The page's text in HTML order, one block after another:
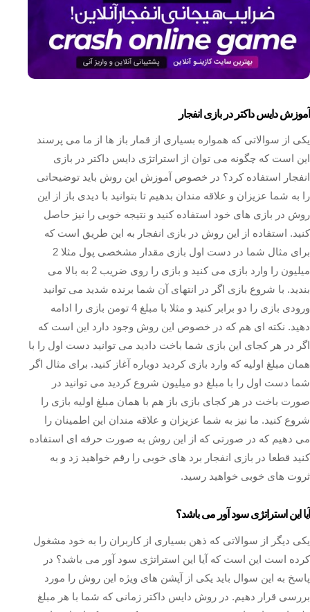
آموزش دایس داکتر در بازی انفجار
یکی از سوالاتی که همواره بسیاری از قمار باز ها از ما می پرسند
این است که چگونه می توان از استراتژی دایس داکتر در بازی
انفجار استفاده کرد؟ در خصوص آموزش این روش باید توضیحاتی
را به شما عزیزان و علاقه مندان بدهیم تا بتوانید با دیدی باز از این
روش در بازی های خود استفاده کنید و نتیجه خوبی را نیز حاصل
کنید. استفاده از این روش در بازی انفجار به این طریق است که
برای مثال شما در دست اول بازی مقدار مشخصی پول مثلا 2
میلیون را وارد بازی می کنید و بازی را روی ضریب 2 به بالا می
بندید. با شروع بازی اگر در انتهای آن شما برنده شدید می توانید
ورودی بازی را دو برابر کنید و مثلا با مبلغ 4 تومن بازی را ادامه
دهید. نکته ای هم که در خصوص این روش وجود دارد این است که
اگر در هر کجای این بازی شما باخت دادید می توانید دست اول را با
همان مبلغ اولیه که وارد بازی کردید دوباره آغاز کنید. برای مثال اگر
شما دست اول را با مبلغ دو میلیون شروع کردید می توانید در
صورت باخت در هر کجای بازی باز هم با همان مبلغ اولیه بازی را
شروع کنید‌. ما نیز به شما عزیزان و علاقه مندان این اطمینان را
می دهیم که در صورتی که از این روش به صورت حرفه ای استفاده
کنید قطعا در بازی انفجار برد های خوبی را رقم خواهید زد و به
ثروت های خوبی خواهید رسید.
آیا این استراتژی سود آور می باشد؟
یکی دیگر از سوالاتی که ذهن بسیاری از کاربران را به خود مشغول
کرده است این است که آیا این استراتژی سود آور می باشد؟ در
پاسخ به این سوال باید یکی از آپشن های ویژه این روش را مورد
بررسی قرار دهیم. در روش دایس داکتر زمانی که شما با هر مبلغ